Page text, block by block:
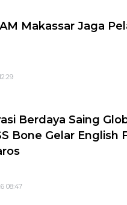
Makassar Jaga
Berdaya Saing
Bone Gelar English
08:47